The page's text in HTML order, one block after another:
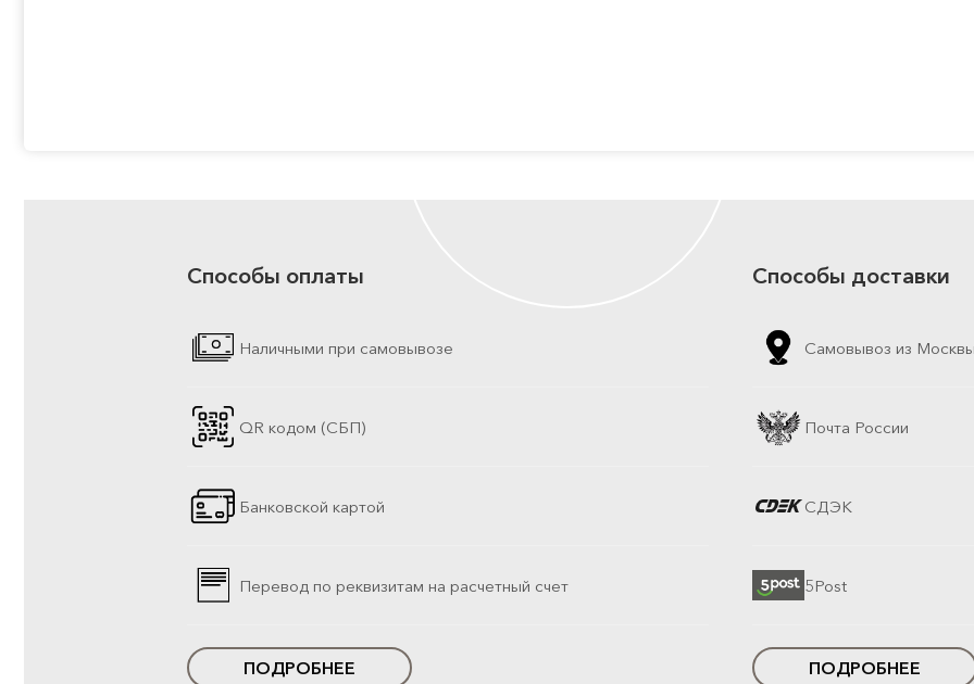
Способы оплаты
Наличными при самовывозе
QR кодом (СБП)
Банковской картой
Перевод по реквизитам на расчетный счет
ПОДРОБНЕЕ
Способы доставки
Самовывоз из
Почта России
СДЭК
5Post
ПОДРОБНЕЕ